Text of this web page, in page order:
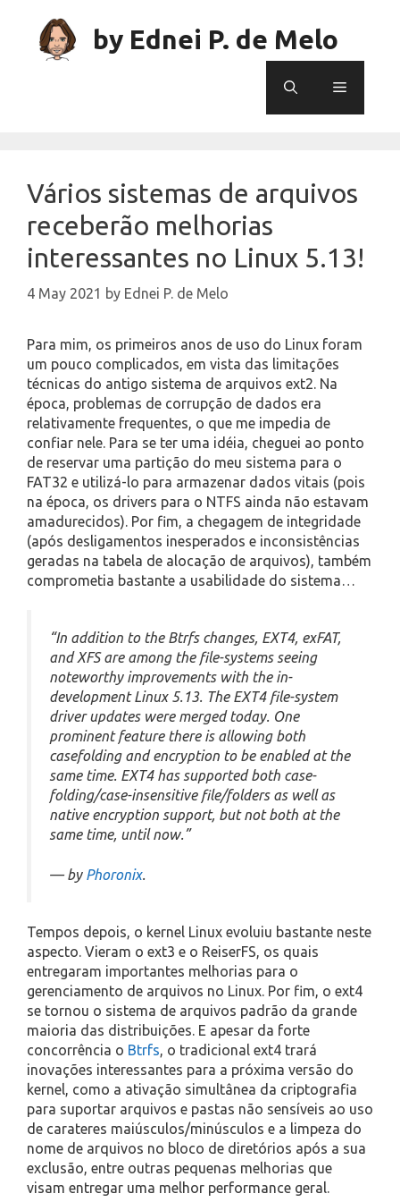
content
by Ednei P. de Melo
Menu
Vários sistemas de arquivos
receberão melhorias
interessantes no Linux 5.13!
4 May 2021 by Ednei P. de Melo
Para mim, os primeiros anos de uso do Linux foram
um pouco complicados, em vista das limitações
técnicas do antigo sistema de arquivos ext2. Na
época, problemas de corrupção de dados era
relativamente frequentes, o que me impedia de
confiar nele. Para se ter uma idéia, cheguei ao ponto
de reservar uma partição do meu sistema para o
FAT32 e utilizá-lo para armazenar dados vitais (pois
na época, os drivers para o NTFS ainda não estavam
amadurecidos). Por fim, a chegagem de integridade
(após desligamentos inesperados e inconsistências
geradas na tabela de alocação de arquivos), também
comprometia bastante a usabilidade do sistema…
“In addition to the Btrfs changes, EXT4, exFAT,
and XFS are among the file-systems seeing
noteworthy improvements with the in-
development Linux 5.13. The EXT4 file-system
driver updates were merged today. One
prominent feature there is allowing both
casefolding and encryption to be enabled at the
same time. EXT4 has supported both case-
folding/case-insensitive file/folders as well as
native encryption support, but not both at the
same time, until now.”
— by Phoronix.
Tempos depois, o kernel Linux evoluiu bastante neste
aspecto. Vieram o ext3 e o ReiserFS, os quais
entregaram importantes melhorias para o
gerenciamento de arquivos no Linux. Por fim, o ext4
se tornou o sistema de arquivos padrão da grande
maioria das distribuições. E apesar da forte
concorrência o Btrfs, o tradicional ext4 trará
inovações interessantes para a próxima versão do
kernel, como a ativação simultânea da criptografia
para suportar arquivos e pastas não sensíveis ao uso
de carateres maiúsculos/minúsculos e a limpeza do
nome de arquivos no bloco de diretórios após a sua
exclusão, entre outras pequenas melhorias que
visam entregar uma melhor performance geral.